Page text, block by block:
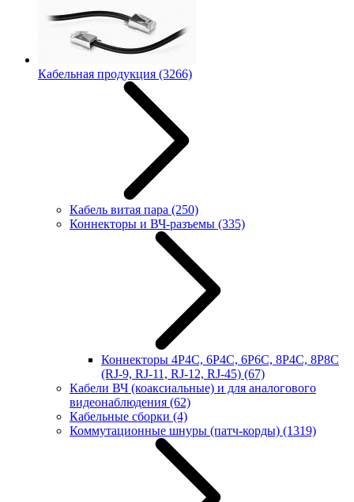
Кабельная продукция (3266)
Кабель витая пара (250)
Коннекторы и ВЧ-разъемы (335)
Коннекторы 4P4C, 6P4C, 6P6C, 8P4C, 8P8C
(RJ-9, RJ-11, RJ-12, RJ-45) (67)
Кабели ВЧ (коаксиальные) и для аналогового
видеонаблюдения (62)
Кабельные сборки (4)
Коммутационные шнуры (патч-корды) (1319)